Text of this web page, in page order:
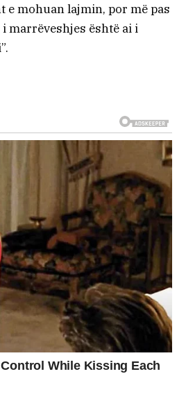
e mohuan lajmin, por më pas
marrëveshjes është ai i